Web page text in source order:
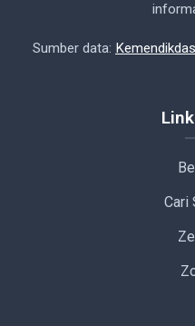
Sumber data:
Cari